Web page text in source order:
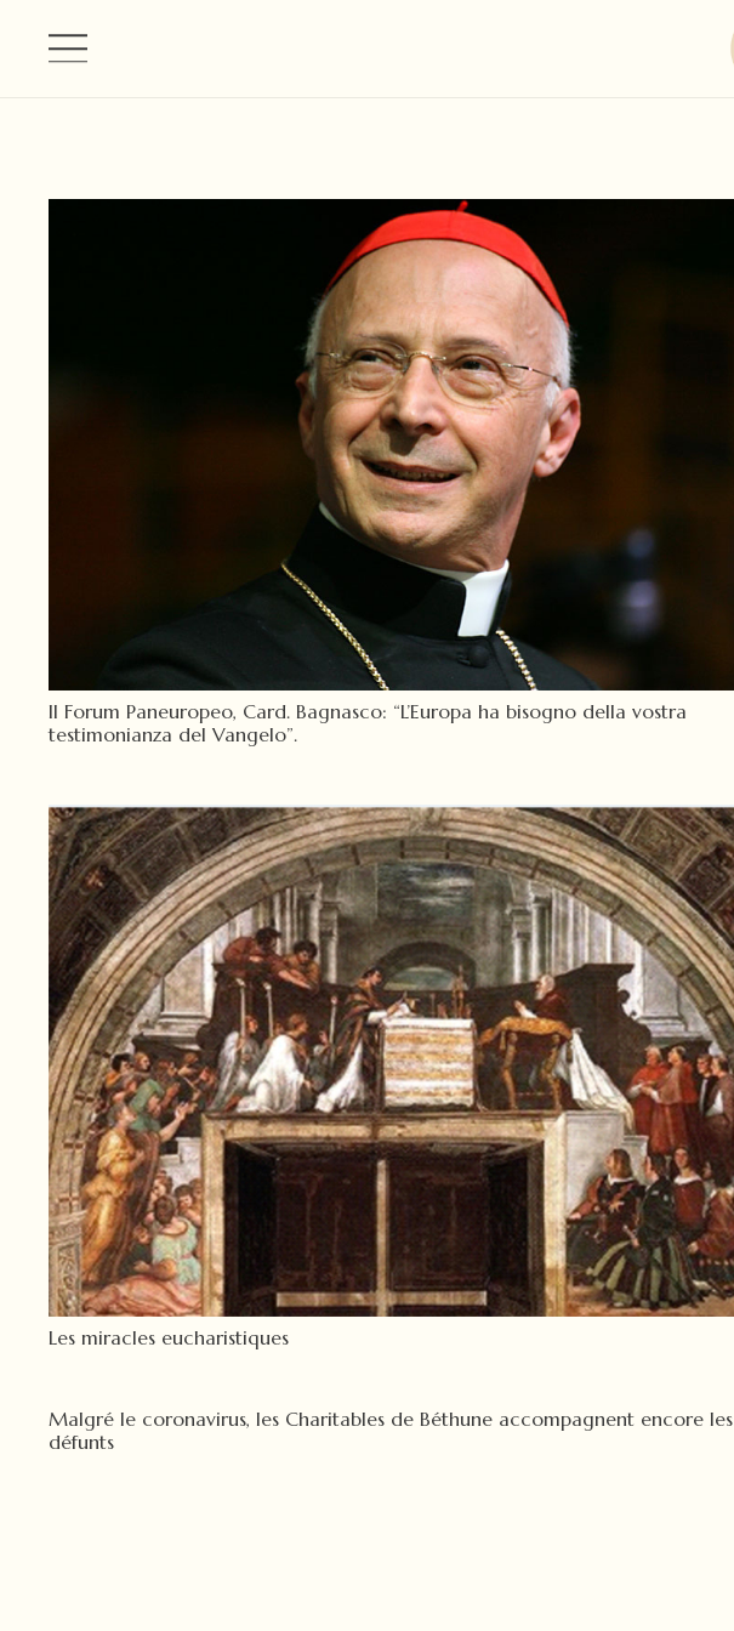
II Forum Paneuropeo, Card. Bagnasco: “L’Europa ha bisogno della vostra
testimonianza del Vangelo”.
Les miracles eucharistiques
Malgré le coronavirus, les Charitables de Béthune accompagnent encore les
défunts